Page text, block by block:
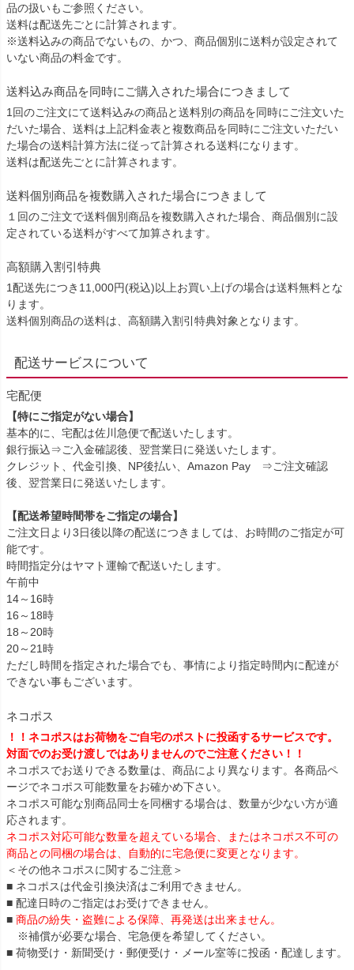
品の扱いもご参照ください。
送料は配送先ごとに計算されます。
※送料込みの商品でないもの、かつ、商品個別に送料が設定されて
いない商品の料金です。
送料込み商品を同時にご購入された場合につきまして
1回のご注文にて送料込みの商品と送料別の商品を同時にご注文いた
だいた場合、送料は上記料金表と複数商品を同時にご注文いただい
た場合の送料計算方法に従って計算される送料になります。
送料は配送先ごとに計算されます。
送料個別商品を複数購入された場合につきまして
１回のご注文で送料個別商品を複数購入された場合、商品個別に設
定されている送料がすべて加算されます。
高額購入割引特典
1配送先につき11,000円(税込)以上お買い上げの場合は送料無料とな
ります。
送料個別商品の送料は、高額購入割引特典対象となります。
配送サービスについて
宅配便
【特にご指定がない場合】
基本的に、宅配は佐川急便で配送いたします。
銀行振込⇒ご入金確認後、翌営業日に発送いたします。
クレジット、代金引換、NP後払い、Amazon Pay ⇒ご注文確認
後、翌営業日に発送いたします。
【配送希望時間帯をご指定の場合】
ご注文日より3日後以降の配送につきましては、お時間のご指定が可
能です。
時間指定分はヤマト運輸で配送いたします。
午前中
14～16時
16～18時
18～20時
20～21時
ただし時間を指定された場合でも、事情により指定時間内に配達が
できない事もございます。
ネコポス
！！ネコポスはお荷物をご自宅のポストに投函するサービスです。
対面でのお受け渡しではありませんのでご注意ください！！
ネコポスでお送りできる数量は、商品により異なります。各商品ペ
ージでネコポス可能数量をお確かめ下さい。
ネコポス可能な別商品同士を同梱する場合は、数量が少ない方が適
応されます。
ネコポス対応可能な数量を超えている場合、またはネコポス不可の
商品との同梱の場合は、自動的に宅急便に変更となります。
＜その他ネコポスに関するご注意＞
■ ネコポスは代金引換決済はご利用できません。
■ 配達日時のご指定はお受けできません。
■ 商品の紛失・盗難による保障、再発送は出来ません。
※補償が必要な場合、宅急便を希望してください。
■ 荷物受け・新聞受け・郵便受け・メール室等に投函・配達します。